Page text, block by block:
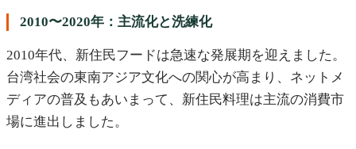
2010〜2020年：主流化と洗練化
2010年代、新住民フードは急速な発展期を迎えました。
台湾社会の東南アジア文化への関心が高まり、ネットメ
ディアの普及もあいまって、新住民料理は主流の消費市
場に進出しました。